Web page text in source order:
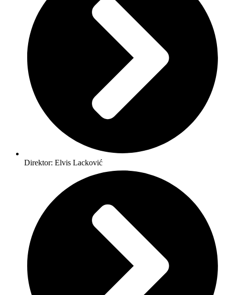
Direktor: Elvis Lacković